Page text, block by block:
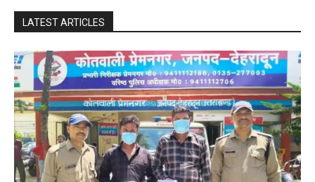
LATEST ARTICLES